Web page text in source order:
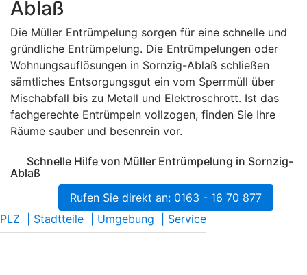
Ablaß
Die Müller Entrümpelung sorgen für eine schnelle und
gründliche Entrümpelung. Die Entrümpelungen oder
Wohnungsauflösungen in Sornzig-Ablaß schließen
sämtliches Entsorgungsgut ein vom Sperrmüll über
Mischabfall bis zu Metall und Elektroschrott. Ist das
fachgerechte Entrümpeln vollzogen, finden Sie Ihre
Räume sauber und besenrein vor.
Schnelle Hilfe von Müller Entrümpelung in Sornzig-
Ablaß
Rufen Sie direkt an: 0163 - 16 70 877
PLZ
Stadtteile Umgebung Service